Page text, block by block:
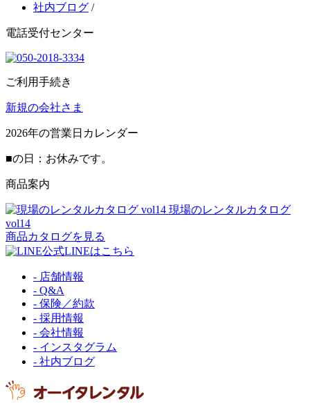
社内ブログ /
電話受付センター
ご利用手続き
新規の会社さま
2026年の営業日カレンダー
■の日：お休みです。
商品案内
現場のレンタルカタログ
vol14
商品カタログを見る
公式LINEはこちら
- 店舗情報
- Q&A
- 保険／約款
- 採用情報
- 会社情報
- インスタグラム
- 社内ブログ